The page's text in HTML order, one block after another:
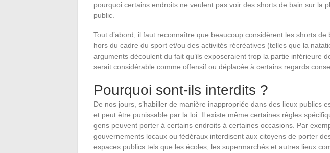
pourquoi certains endroits ne veulent pas voir des shorts de bain sur la
public.
Tout d’abord, il faut reconnaître que beaucoup considèrent les shorts
hors du cadre du sport et/ou des activités récréatives (telles que la
arguments découlent du fait qu’ils exposeraient trop la partie inférieure
serait considérable comme offensif ou déplacée à certains regards
Pourquoi sont-ils interdits ?
De nos jours, s’habiller de manière inappropriée dans des lieux publics
et peut être punissable par la loi. Il existe même certaines règles
gens peuvent porter à certains endroits à certaines occasions. Par
gouvernements locaux ou fédéraux interdisent aux citoyens de porter
espaces publics tels que les écoles, les supermarchés et autres lieux